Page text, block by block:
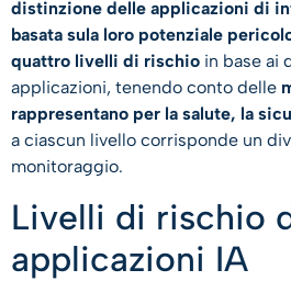
distinzione delle applicazioni di
basata sula loro potenziale
quattro livelli di rischio in base ai
applicazioni, tenendo conto delle
rappresentano per la salute, la
a ciascun livello corrisponde un
monitoraggio.
Livelli di rischio
applicazioni IA